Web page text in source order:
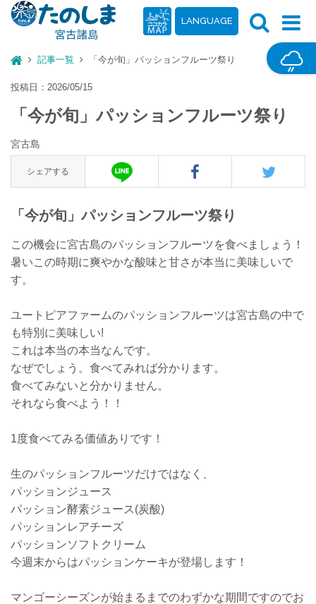
LANGUAGE
記事一覧 「今が旬」パッションフルーツ祭り
投稿日：2026/05/15
「今が旬」パッションフルーツ祭り
宮古島
シェアする
「今が旬」パッションフルーツ祭り
この機会に宮古島のパッションフルーツを食べましょう！
暑いこの時期に爽やかな酸味と甘さが本当に美味しいで
す。
ユートピアファームのパッションフルーツは宮古島の中で
も特別に美味しい!
これは本当の本当なんです。
なぜでしょう。食べてみれば分かります。
食べてみないと分かりません。
それなら食べよう！！
1度食べてみる価値ありです！
生のパッションフルーツだけではなく、
パッションジュース
パッション酵素ジュース(炭酸)
パッションレアチーズ
パッションソフトクリーム
今週末からはパッションケーキが登場します！
マンゴーシーズンが始まるまでのわずかな期間ですのでお